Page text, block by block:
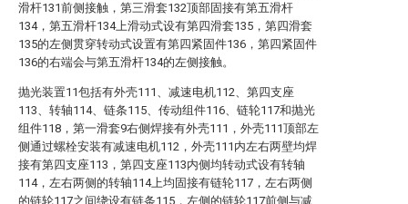
滑杆131前侧接触，第三滑套132顶部固接有第五滑杆
134，第五滑杆134上滑动式设有第四滑套135，第四滑套
135的左侧贯穿转动式设置有第四紧固件136，第四紧固件
136的右端会与第五滑杆134的左侧接触。
抛光装置11包括有外壳111、减速电机112、第四支座
113、转轴114、链条115、传动组件116、链轮117和抛光
组件118，第一滑套9右侧焊接有外壳111，外壳111顶部左
侧通过螺栓安装有减速电机112，外壳111内左右两壁均焊
接有第四支座113，第四支座113内侧均转动式设有转轴
114，左右两侧的转轴114上均固接有链轮117，左右两侧
的链轮117之间绕设有链条115，左侧的链轮117前侧与减